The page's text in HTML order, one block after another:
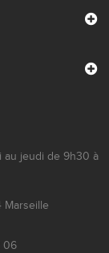
au jeudi de 9h30 à
Marseille
06